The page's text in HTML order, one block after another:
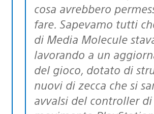
cosa avrebbero
fare. Sapevamo tutti
di Media Molecule
lavorando a un
del gioco, dotato di
nuovi di zecca che si
avvalsi del controller di